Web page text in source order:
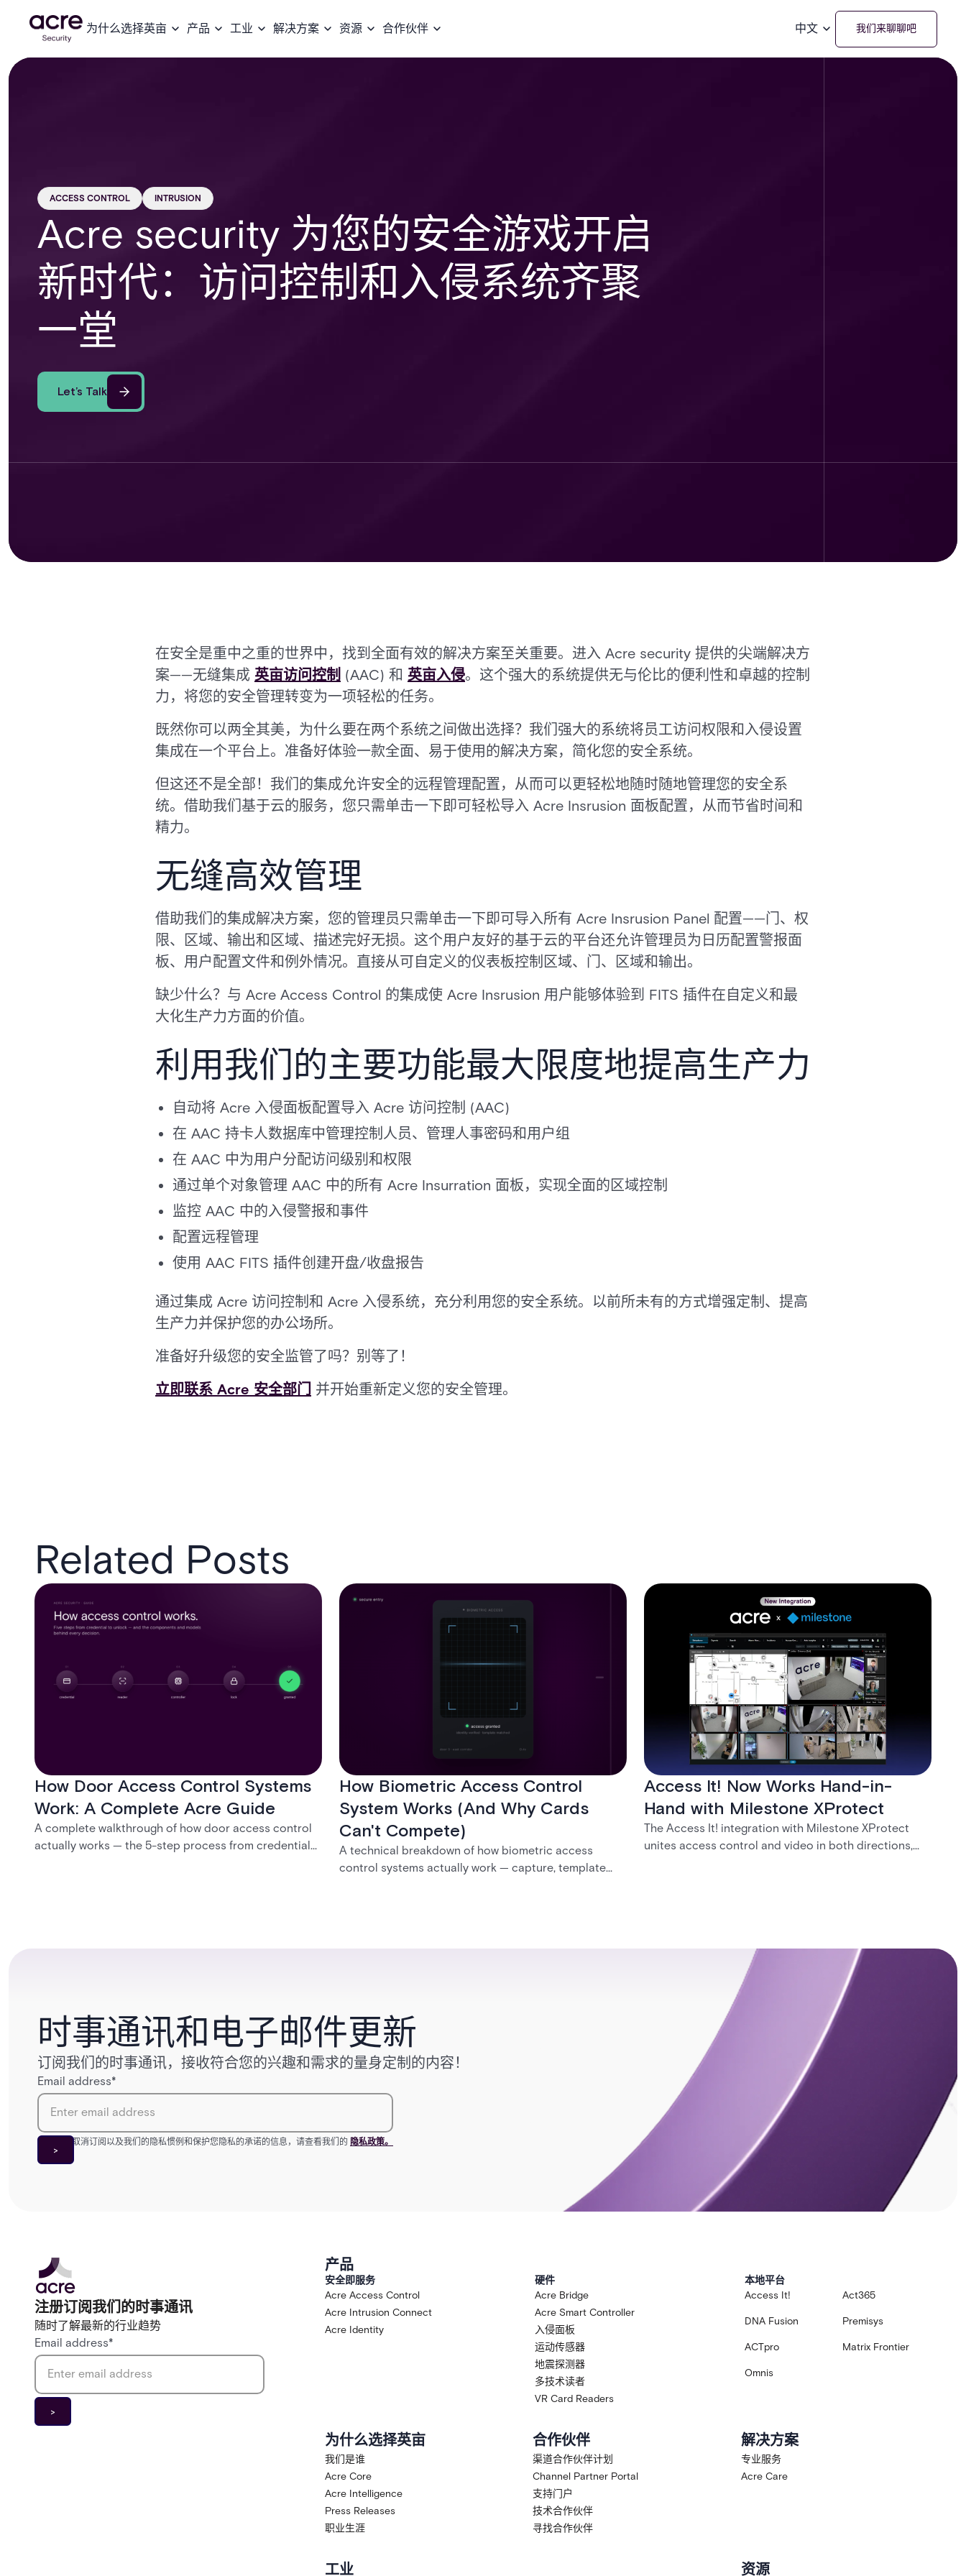
为什么选择英亩 产品 工业 解决方案 资源 合作伙伴 中文 我们来聊聊吧
ACCESS CONTROL INTRUSION
Acre security 为您的安全游戏开启
新时代：访问控制和入侵系统齐聚
一堂
Let’s Talk
在安全是重中之重的世界中，找到全面有效的解决方案至关重要。进入 Acre security 提供的尖端解决方
案——无缝集成 英亩访问控制 (AAC) 和 英亩入侵。这个强大的系统提供无与伦比的便利性和卓越的控制
力，将您的安全管理转变为一项轻松的任务。
既然你可以两全其美，为什么要在两个系统之间做出选择？我们强大的系统将员工访问权限和入侵设置
集成在一个平台上。准备好体验一款全面、易于使用的解决方案，简化您的安全系统。
但这还不是全部！我们的集成允许安全的远程管理配置，从而可以更轻松地随时随地管理您的安全系
统。借助我们基于云的服务，您只需单击一下即可轻松导入 Acre Insrusion 面板配置，从而节省时间和
精力。
无缝高效管理
借助我们的集成解决方案，您的管理员只需单击一下即可导入所有 Acre Insrusion Panel 配置——门、权
限、区域、输出和区域、描述完好无损。这个用户友好的基于云的平台还允许管理员为日历配置警报面
板、用户配置文件和例外情况。直接从可自定义的仪表板控制区域、门、区域和输出。
缺少什么？与 Acre Access Control 的集成使 Acre Insrusion 用户能够体验到 FITS 插件在自定义和最
大化生产力方面的价值。
利用我们的主要功能最大限度地提高生产力
自动将 Acre 入侵面板配置导入 Acre 访问控制 (AAC)
在 AAC 持卡人数据库中管理控制人员、管理人事密码和用户组
在 AAC 中为用户分配访问级别和权限
通过单个对象管理 AAC 中的所有 Acre Insurration 面板，实现全面的区域控制
监控 AAC 中的入侵警报和事件
配置远程管理
使用 AAC FITS 插件创建开盘/收盘报告
通过集成 Acre 访问控制和 Acre 入侵系统，充分利用您的安全系统。以前所未有的方式增强定制、提高
生产力并保护您的办公场所。
准备好升级您的安全监管了吗？别等了！
立即联系 Acre 安全部门 并开始重新定义您的安全管理。
Related Posts
How Door Access Control Systems
Work: A Complete Acre Guide
A complete walkthrough of how door access control
actually works — the 5-step process from credential
How Biometric Access Control
System Works (And Why Cards
Can't Compete)
A technical breakdown of how biometric access
control systems actually work — capture, template
Access It! Now Works Hand-in-
Hand with Milestone XProtect
The Access It! integration with Milestone XProtect
unites access control and video in both directions,
时事通讯和电子邮件更新
订阅我们的时事通讯，接收符合您的兴趣和需求的量身定制的内容！
Email address*
有关如何取消订阅以及我们的隐私惯例和保护您隐私的承诺的信息，请查看我们的 隐私政策。
注册订阅我们的时事通讯
随时了解最新的行业趋势
Email address*
产品
安全即服务
Acre Access Control
Acre Intrusion Connect
Acre Identity
硬件
Acre Bridge
Acre Smart Controller
入侵面板
运动传感器
地震探测器
多技术读者
VR Card Readers
本地平台
Access It!
Act365
DNA Fusion Premisys
ACTpro Matrix Frontier
Omnis
为什么选择英亩
我们是谁
Acre Core
Acre Intelligence
Press Releases
职业生涯
合作伙伴
渠道合作伙伴计划
Channel Partner Portal
支持门户
技术合作伙伴
寻找合作伙伴
解决方案
专业服务
Acre Care
工业 资源